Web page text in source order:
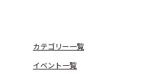
カテゴリー一覧
イベント一覧